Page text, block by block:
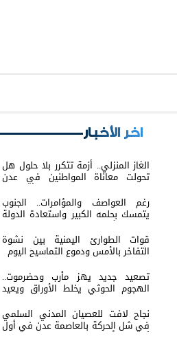
اخر الأخبار
الغاز المنزلي.. أزمة تتكرر بلا حلول هل
تحولت معاناة المواطنين في عدن
والمحافظات إلى ورقة ضغط أم نتيجة
لفشل الإدارة؟
رغم العواصف والمؤامرات.. الجنوب
يتمسك بحلمه الكبير واستعادة الدولة
باتت عنوانًا لمرحلة الصمود
قوات الطوارئ اليمنية بين نشوة
التفاخر بالأمس ودموع التماسيح اليوم
تصعيد جديد يهز مأرب وحضرموت..
الهجوم الحوثي يخلط الأوراق ويعيد
البلد إلى حافة المواجهة الشاملة
نجاح لافت للعصيان المدني السلمي
في شل الحركة بالعاصمة عدن في أول
أيامه تلبيةً لدعوة النقابات العمالية